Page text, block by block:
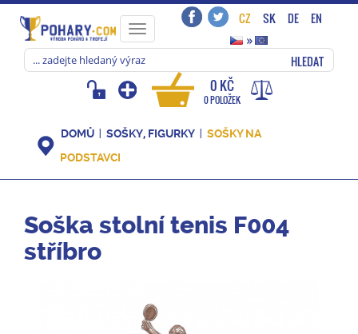
Toggle
navigation
CZ SK DE
EN
»
HLEDAT
0 KČ
0 POLOŽEK
DOMŮ SOŠKY, FIGURKY
SOŠKY NA
PODSTAVCI
Soška stolní tenis F004
stříbro